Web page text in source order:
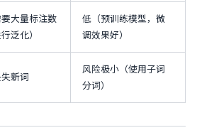
大量标注数
泛化）
低（预训练模型，微
调效果好）
新词
风险极小（使用子词
分词）